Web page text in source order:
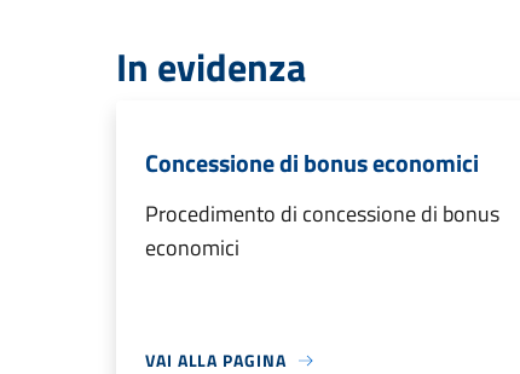
In evidenza
Concessione di bonus economici
Procedimento di concessione di bonus
economici
VAI ALLA PAGINA